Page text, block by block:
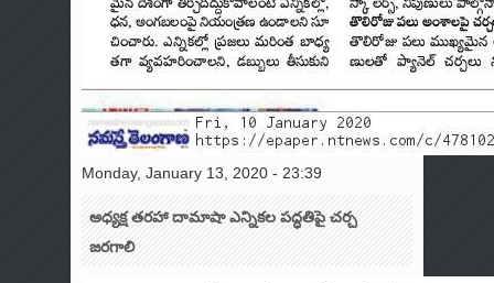
Monday, January 13, 2020 - 23:39
అధ్యక్ష తరహా దామాషా ఎన్నికల పద్ధతిపై చర్చ
జరగాలి